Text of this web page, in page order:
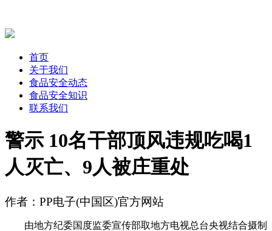
首页
关于我们
食品安全动态
食品安全知识
联系我们
警示 10名干部顶风违规吃喝1
人灭亡、9人被庄重处
作者：PP电子(中国区)官方网站
由地方纪委国度监委宣传部取地方电视总台央视结合摄制